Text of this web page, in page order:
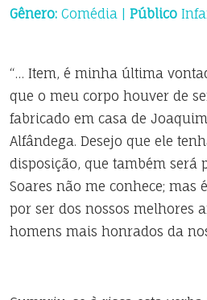
Gênero: Comédia | Público
“… Item, é minha última
que o meu corpo houver de
fabricado em casa de
Alfândega. Desejo que ele
disposição, que também será
Soares não me conhece; mas
por ser dos nossos melhores
homens mais honrados da